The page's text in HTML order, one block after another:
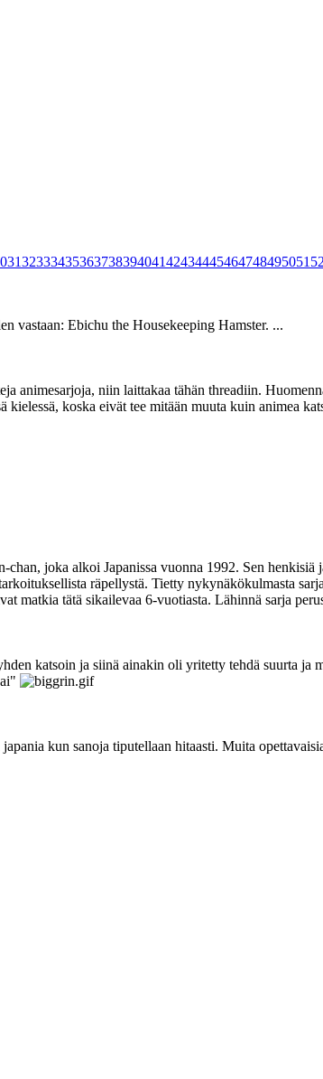
313233343536373839404142434445464748495051 52
vastaan: Ebichu the Housekeeping Hamster. ...
animesarjoja, niin laittakaa tähän threadiin.
kielessä, koska eivät tee mitään muuta kuin animea
joka alkoi Japanissa vuonna 1992. Sen
räpellystä. Tietty nykynäkökulmasta
matkia tätä sikailevaa 6-vuotiasta. Lähinnä sarja
katsoin ja siinä ainakin oli yritetty tehdä suurta
kun sanoja tiputellaan hitaasti. Muita